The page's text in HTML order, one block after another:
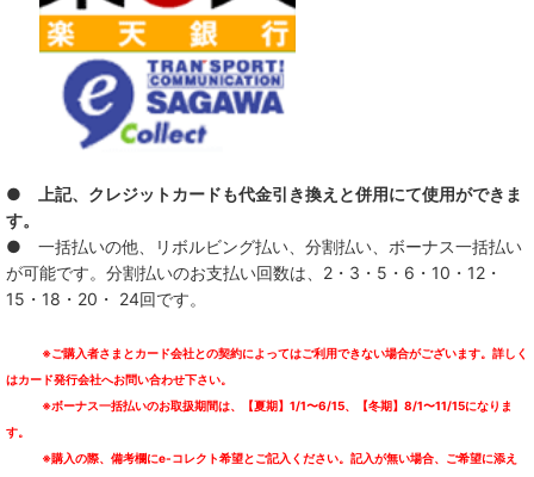
● 上記、クレジットカードも代金引き換えと併用にて使用ができま
す。
● 一括払いの他、リボルビング払い、分割払い、ボーナス一括払い
が可能です。分割払いのお支払い回数は、2・3・5・6・10・12・
15・18・20・ 24回です。
※ご購入者さまとカード会社との契約によってはご利用できない場合がございます。詳しく
はカード発行会社へお問い合わせ下さい。
※ボーナス一括払いのお取扱期間は、【夏期】1/1〜6/15、【冬期】8/1〜11/15になりま
す。
※購入の際、備考欄にe-コレクト希望とご記入ください。記入が無い場合、ご希望に添え